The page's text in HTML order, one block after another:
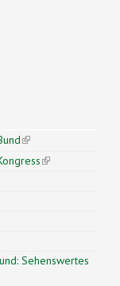
external)
(link is
external)
(link is
Sehenswertes